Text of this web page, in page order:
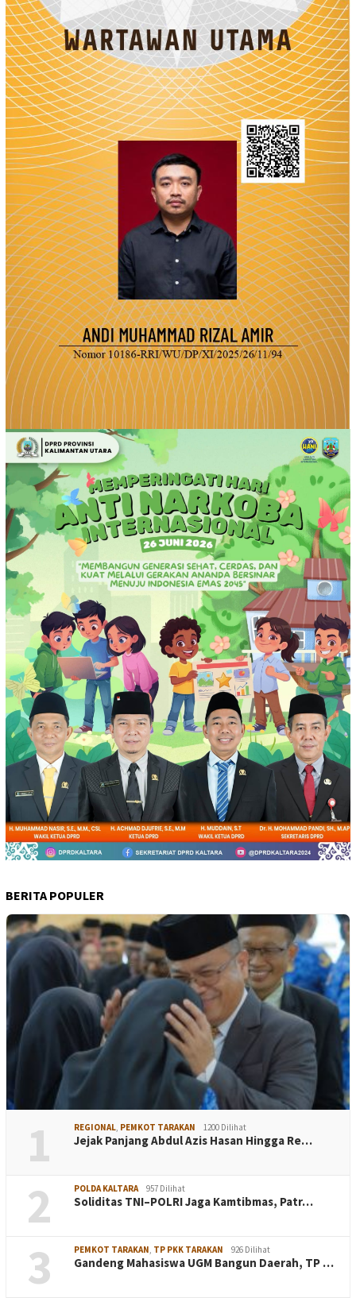
BERITA POPULER
1 REGIONAL, PEMKOT TARAKAN 1200 Dilihat
Jejak Panjang Abdul Azis Hasan Hingga Re…
2 POLDA KALTARA 957 Dilihat
Soliditas TNI–POLRI Jaga Kamtibmas, Patr…
3 PEMKOT TARAKAN, TP PKK TARAKAN 926 Dilihat
Gandeng Mahasiswa UGM Bangun Daerah, TP …